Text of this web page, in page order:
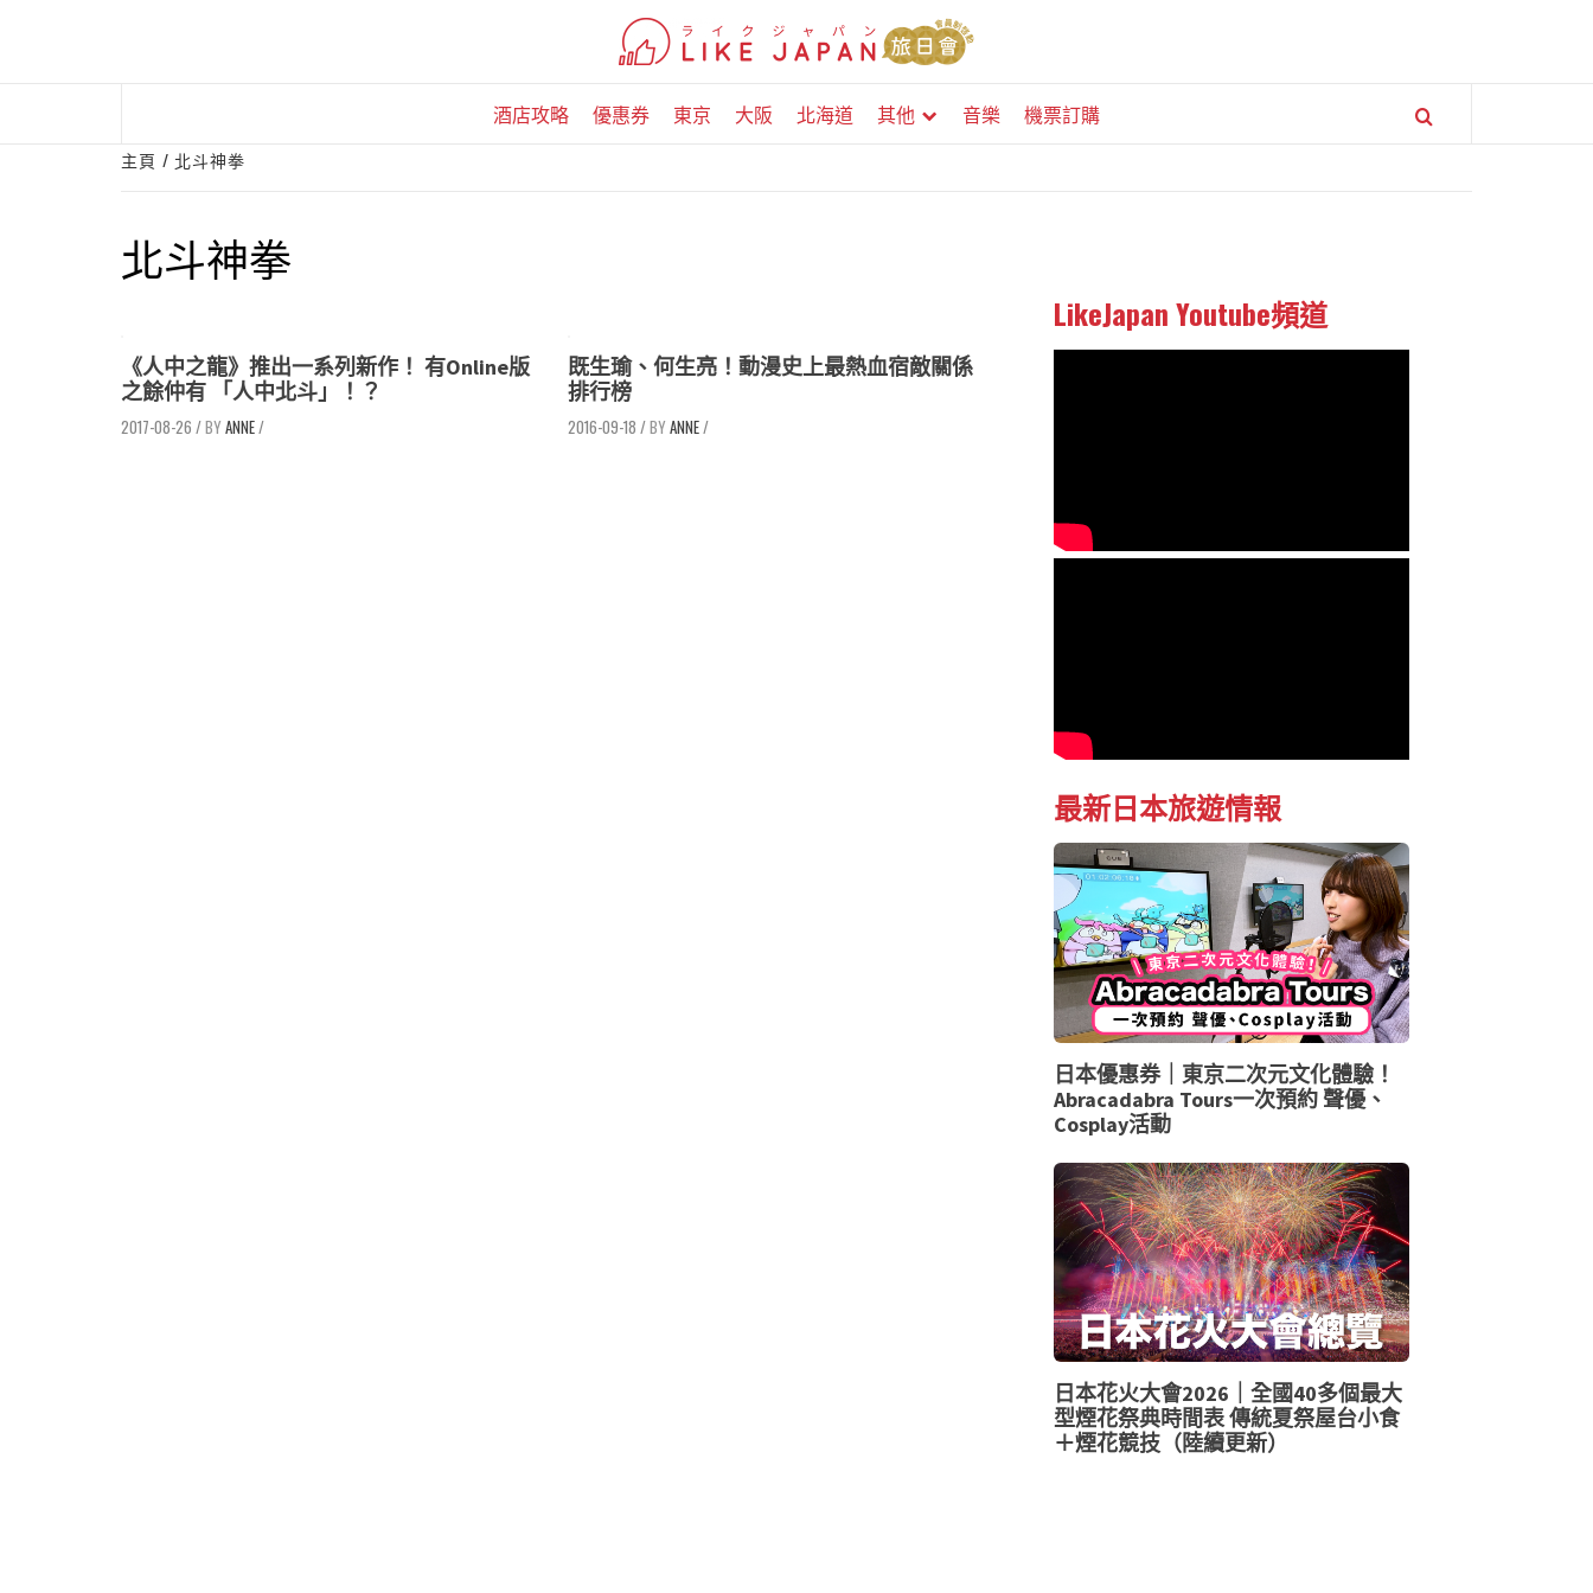
酒店攻略 優惠券 東京 大阪 北海道 其他 音樂 機票訂購
主頁 北斗神拳
北斗神拳
《人中之龍》推出一系列新作！ 有Online版
之餘仲有 「人中北斗」！？
2017-08-26 / ANNE/
既生瑜、何生亮！動漫史上最熱血宿敵關係
排行榜
2016-09-18 / ANNE/
LikeJapan Youtube頻道
最新日本旅遊情報
日本優惠券｜東京二次元文化體驗！
Abracadabra Tours一次預約 聲優、
Cosplay活動
日本花火大會2026｜全國40多個最大
型煙花祭典時間表 傳統夏祭屋台小食
＋煙花競技（陸續更新）